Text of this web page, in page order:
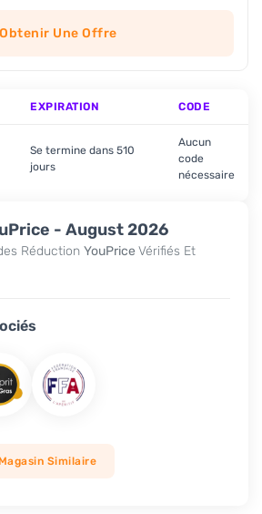
- August 2026
Réduction YouPrice Vérifiés Et
Similaire
Obtenir Une Offre
EXPIRATION CODE
Se termine dans 510
jours
Aucun
code
nécessaire